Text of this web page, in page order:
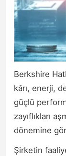
Berkshire
kârı, enerji,
güçlü
zayıflıkları
dönemine
Şirketin